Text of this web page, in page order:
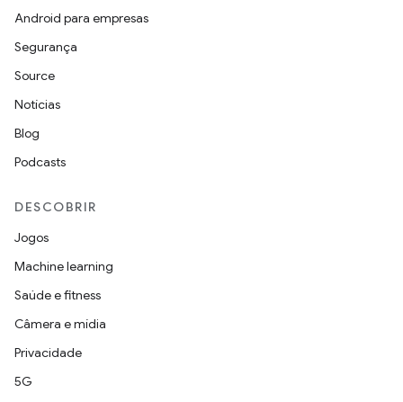
Android para empresas
Segurança
Source
Notícias
Blog
Podcasts
DESCOBRIR
Jogos
Machine learning
Saúde e fitness
Câmera e mídia
Privacidade
5G